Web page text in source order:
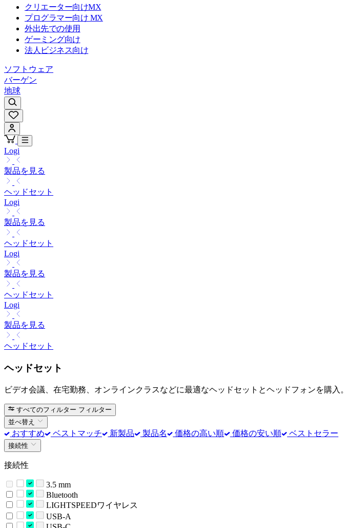
クリエーター向けMX
プログラマー向け MX
外出先での使用
ゲーミング向け
法人ビジネス向け
ソフトウェア
バーゲン
地球
Logi
製品を見る
ヘッドセット
Logi
製品を見る
ヘッドセット
Logi
製品を見る
ヘッドセット
Logi
製品を見る
ヘッドセット
ヘッドセット
ビデオ会議、在宅勤務、オンラインクラスなどに最適なヘッドセットとヘッドフォンを購入。
すべてのフィルター フィルター
並べ替え
おすすめ ベストマッチ 新製品 製品名 価格の高い順 価格の安い順 ベストセラー
接続性
接続性
3.5 mm
Bluetooth
LIGHTSPEEDワイヤレス
USB-A